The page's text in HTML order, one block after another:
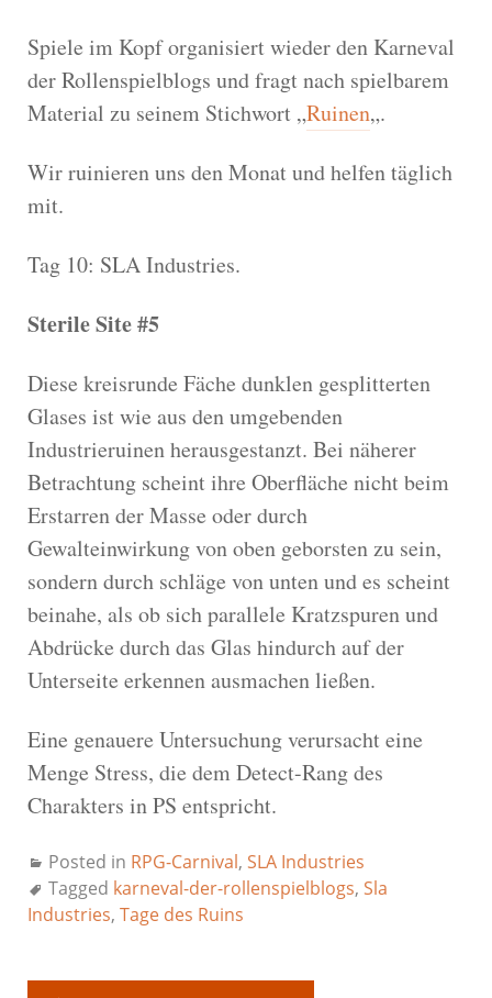
Spiele im Kopf organisiert wieder den Karneval
der Rollenspielblogs und fragt nach spielbarem
Material zu seinem Stichwort „Ruinen„.
Wir ruinieren uns den Monat und helfen täglich
mit.
Tag 10: SLA Industries.
Sterile Site #5
Diese kreisrunde Fäche dunklen gesplitterten
Glases ist wie aus den umgebenden
Industrieruinen herausgestanzt. Bei näherer
Betrachtung scheint ihre Oberfläche nicht beim
Erstarren der Masse oder durch
Gewalteinwirkung von oben geborsten zu sein,
sondern durch schläge von unten und es scheint
beinahe, als ob sich parallele Kratzspuren und
Abdrücke durch das Glas hindurch auf der
Unterseite erkennen ausmachen ließen.
Eine genauere Untersuchung verursacht eine
Menge Stress, die dem Detect-Rang des
Charakters in PS entspricht.
Posted in RPG-Carnival, SLA Industries
Tagged karneval-der-rollenspielblogs, Sla
Industries, Tage des Ruins